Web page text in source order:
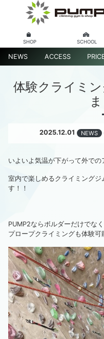
SHOP SCHOOL
NEWS ACCESS
体験クライミ
2025.12.01 NEWS
いよいよ気温が下がって外で
室内で楽しめるクライミング
す！！
PUMP2ならボルダーだけでな
プロープクライミングも体験可